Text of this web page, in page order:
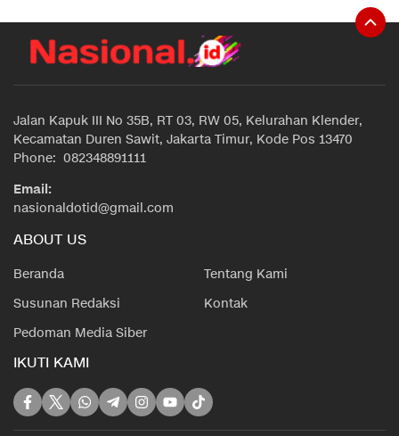
Jalan Kapuk III No 35B, RT 03, RW 05, Kelurahan Klender,
Kecamatan Duren Sawit, Jakarta Timur, Kode Pos 13470
Phone: 082348891111
Email:
nasionaldotid@gmail.com
ABOUT US
Beranda
Tentang Kami
Susunan Redaksi
Kontak
Pedoman Media Siber
IKUTI KAMI